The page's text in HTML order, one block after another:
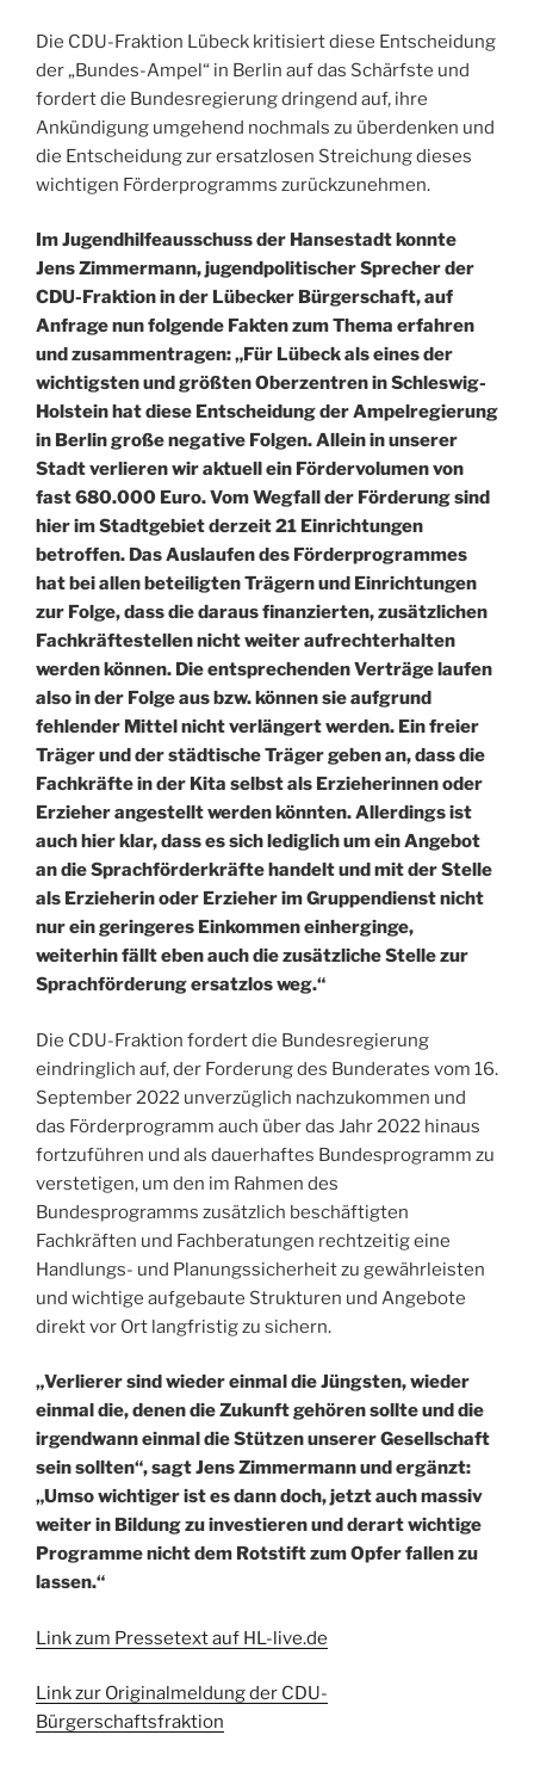
Die CDU-Fraktion Lübeck kritisiert diese Entscheidung
der „Bundes-Ampel“ in Berlin auf das Schärfste und
fordert die Bundesregierung dringend auf, ihre
Ankündigung umgehend nochmals zu überdenken und
die Entscheidung zur ersatzlosen Streichung dieses
wichtigen Förderprogramms zurückzunehmen.
Im Jugendhilfeausschuss der Hansestadt konnte
Jens Zimmermann, jugendpolitischer Sprecher der
CDU-Fraktion in der Lübecker Bürgerschaft, auf
Anfrage nun folgende Fakten zum Thema erfahren
und zusammentragen: „Für Lübeck als eines der
wichtigsten und größten Oberzentren in Schleswig-
Holstein hat diese Entscheidung der Ampelregierung
in Berlin große negative Folgen. Allein in unserer
Stadt verlieren wir aktuell ein Fördervolumen von
fast 680.000 Euro. Vom Wegfall der Förderung sind
hier im Stadtgebiet derzeit 21 Einrichtungen
betroffen. Das Auslaufen des Förderprogrammes
hat bei allen beteiligten Trägern und Einrichtungen
zur Folge, dass die daraus finanzierten, zusätzlichen
Fachkräftestellen nicht weiter aufrechterhalten
werden können. Die entsprechenden Verträge laufen
also in der Folge aus bzw. können sie aufgrund
fehlender Mittel nicht verlängert werden. Ein freier
Träger und der städtische Träger geben an, dass die
Fachkräfte in der Kita selbst als Erzieherinnen oder
Erzieher angestellt werden könnten. Allerdings ist
auch hier klar, dass es sich lediglich um ein Angebot
an die Sprachförderkräfte handelt und mit der Stelle
als Erzieherin oder Erzieher im Gruppendienst nicht
nur ein geringeres Einkommen einherginge,
weiterhin fällt eben auch die zusätzliche Stelle zur
Sprachförderung ersatzlos weg.“
Die CDU-Fraktion fordert die Bundesregierung
eindringlich auf, der Forderung des Bunderates vom 16.
September 2022 unverzüglich nachzukommen und
das Förderprogramm auch über das Jahr 2022 hinaus
fortzuführen und als dauerhaftes Bundesprogramm zu
verstetigen, um den im Rahmen des
Bundesprogramms zusätzlich beschäftigten
Fachkräften und Fachberatungen rechtzeitig eine
Handlungs- und Planungssicherheit zu gewährleisten
und wichtige aufgebaute Strukturen und Angebote
direkt vor Ort langfristig zu sichern.
„Verlierer sind wieder einmal die Jüngsten, wieder
einmal die, denen die Zukunft gehören sollte und die
irgendwann einmal die Stützen unserer Gesellschaft
sein sollten“, sagt Jens Zimmermann und ergänzt:
„Umso wichtiger ist es dann doch, jetzt auch massiv
weiter in Bildung zu investieren und derart wichtige
Programme nicht dem Rotstift zum Opfer fallen zu
lassen.“
Link zum Pressetext auf HL-live.de
Link zur Originalmeldung der CDU-
Bürgerschaftsfraktion